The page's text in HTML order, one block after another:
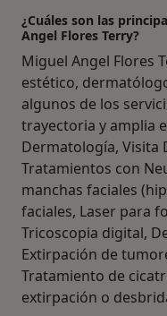
¿Cuáles son las
Angel Flores Terry?
Miguel Angel Flores
estético,
algunos de los
trayectoria y amplia
Dermatología, Visita
Tratamientos con
manchas faciales
faciales, Laser para
Tricoscopia digital,
Extirpación de
Tratamiento de
extirpación o